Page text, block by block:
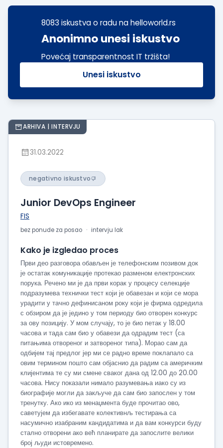
8083 iskustva o radu na helloworld.rs
Anonimno unesi iskustvo
Povećaj transparentnost IT tržišta!
Unesi iskustvo
ARHIVA | INTERVJU
31.03.2022
negativno iskustvo
Junior DevOps Engineer
FIS
bez ponude za posao intervju lak
Kako je izgledao proces
Први део разговора обављен је телефонским позивом док
је остатак комуникације протекао разменом електронских
порука. Речено ми је да први корак у процесу селекције
подразумева технички тест који је обавезан и који се мора
урадити у тачно дефинисаном року који је фирма одредила
с обзиром да је једино у том периоду био отворен конкурс
за ову позицију. У мом случају, то је био петак у 18.00
часова и тада сам био у обавези да одрадим тест (са
питањима отвореног и затвореног типа). Морао сам да
одбијем тај предлог јер ми се радно време поклапало са
овим термином пошто сам објаснио да радим са америчким
клијентима те су ми смене сваког дана од 12.00 до 20.00
часова. Нису показали нимало разумевања иако су из
биографије могли да закључе да сам био запослен у том
тренутку. Ако ико из менаџмента буде прочитао ово,
саветујем да избегавате колективнљ тестирања са
насумично изабраним кандидатима и да вам конкурси буду
стално отворени ако већ планирате да запослите велики
број људи истовремено.